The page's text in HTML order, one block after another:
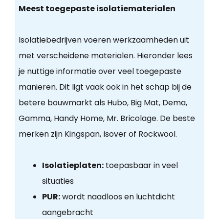
Meest toegepaste isolatiematerialen
Isolatiebedrijven voeren werkzaamheden uit
met verscheidene materialen. Hieronder lees
je nuttige informatie over veel toegepaste
manieren. Dit ligt vaak ook in het schap bij de
betere bouwmarkt als Hubo, Big Mat, Dema,
Gamma, Handy Home, Mr. Bricolage. De beste
merken zijn Kingspan, Isover of Rockwool.
Isolatieplaten:toepasbaar in veel
situaties
PUR:wordt naadloos en luchtdicht
aangebracht